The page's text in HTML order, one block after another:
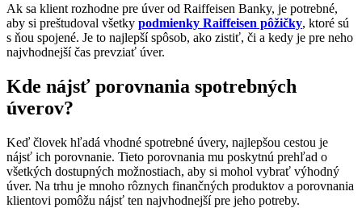
Ak sa klient rozhodne pre úver od Raiffeisen Banky, je potrebné,
aby si preštudoval všetky podmienky Raiffeisen pôžičky, ktoré sú
s ňou spojené. Je to najlepší spôsob, ako zistiť, či a kedy je pre neho
najvhodnejší čas prevziať úver.
Kde nájsť porovnania spotrebných
úverov?
Keď človek hľadá vhodné spotrebné úvery, najlepšou cestou je
nájsť ich porovnanie. Tieto porovnania mu poskytnú prehľad o
všetkých dostupných možnostiach, aby si mohol vybrať výhodný
úver. Na trhu je mnoho rôznych finančných produktov a porovnania
klientovi pomôžu nájsť ten najvhodnejší pre jeho potreby.